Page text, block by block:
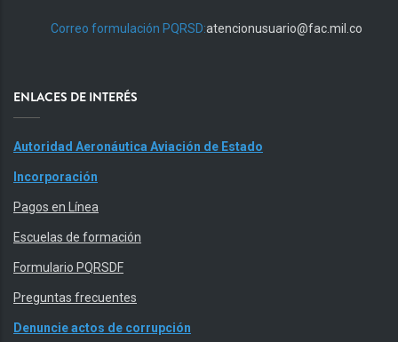
Correo formulación PQRSD:atencionusuario@fac.mil.co
ENLACES DE INTERÉS
Autoridad Aeronáutica Aviación de Estado
Incorporación
Pagos en Línea
Escuelas de formación
Formulario PQRSDF
Preguntas frecuentes
Denuncie actos de corrupción